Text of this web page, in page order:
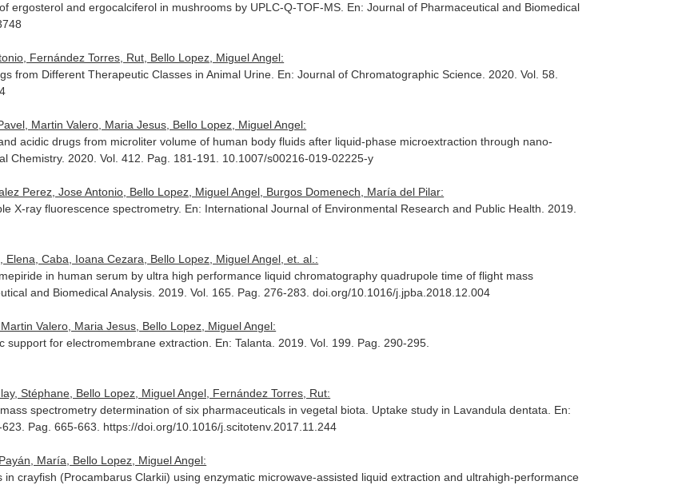
ergosterol and ergocalciferol in mushrooms by UPLC-Q-TOF-MS. En: Journal of Pharmaceutical and Biomedical
Fernández Torres, Rut, Bello Lopez, Miguel Angel:
from Different Therapeutic Classes in Animal Urine. En: Journal of Chromatographic Science . 2020. Vol. 58.
Martin Valero, Maria Jesus, Bello Lopez, Miguel Angel:
acidic drugs from microliter volume of human body fluids after liquid-phase microextraction through nano-
Chemistry. 2020. Vol. 412. Pag. 181-191. 10.1007/s00216-019-02225-y
Perez, Jose Antonio, Bello Lopez, Miguel Angel, Burgos Domenech, María del Pilar:
X-ray fluorescence spectrometry. En: International Journal of Environmental Research and Public Health . 2019.
Caba, Ioana Cezara, Bello Lopez, Miguel Angel, et. al.:
in human serum by ultra high performance liquid chromatography quadrupole time of flight mass
and Biomedical Analysis . 2019. Vol. 165. Pag. 276-283. doi.org/10.1016/j.jpba.2018.12.004
Valero, Maria Jesus, Bello Lopez, Miguel Angel:
support for electromembrane extraction. En: Talanta . 2019. Vol. 199. Pag. 290-295.
Stéphane, Bello Lopez, Miguel Angel, Fernández Torres, Rut:
spectrometry determination of six pharmaceuticals in vegetal biota. Uptake study in Lavandula dentata. En:
623. Pag. 665-663. https://doi.org/10.1016/j.scitotenv.2017.11.244
María, Bello Lopez, Miguel Angel:
crayfish (Procambarus Clarkii) using enzymatic microwave-assisted liquid extraction and ultrahigh-performance